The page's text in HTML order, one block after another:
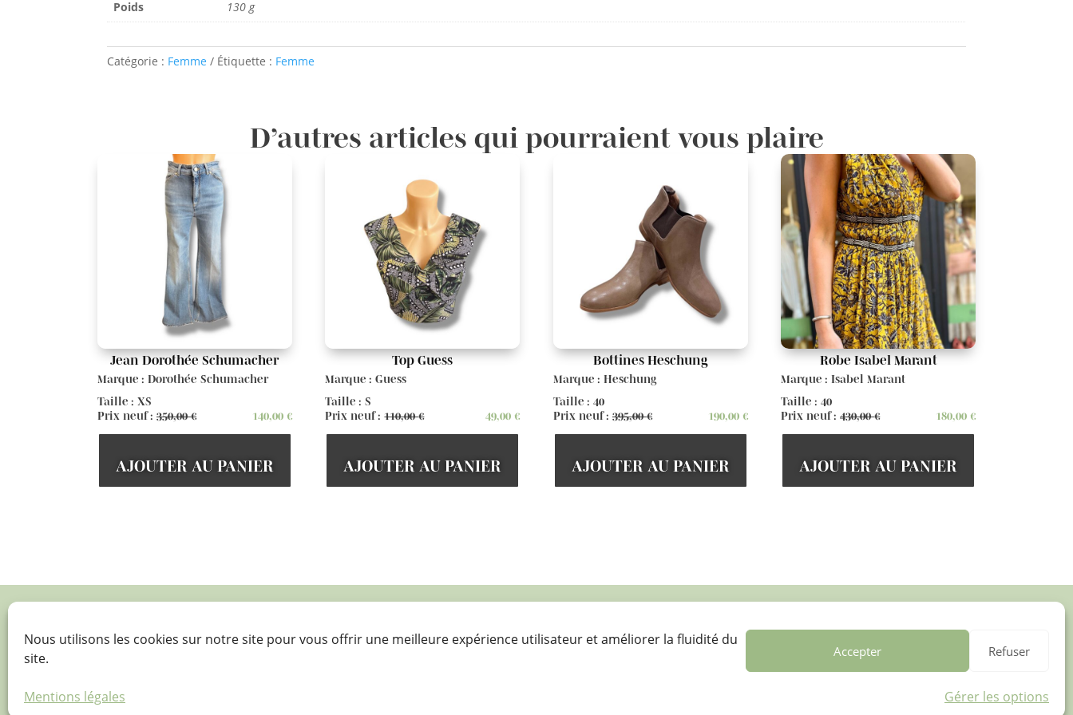
Nous utilisons les cookies sur notre site pour vous offrir une meilleure expérience utilisateur et améliorer la fluidité du
site.
Gérer les options
Accepter Refuser
Mentions légales
Poids 130 g
Catégorie : Femme Étiquette : Femme
D’autres articles qui pourraient vous plaire
Jean Dorothée Schumacher
Marque : Dorothée Schumacher
Taille : XS
Prix neuf : 350,00€ 140,00 €
AJOUTER AU PANIER
Top Guess
Marque : Guess
Taille : S
Prix neuf :110,00€ 49,00€
AJOUTER AU PANIER
Bottines Heschung
Marque : Heschung
Taille : 40
Prix neuf :395,00€ 190,00 €
AJOUTER AU PANIER
Robe Isabel Marant
Marque : Isabel Marant
Taille : 40
Prix neuf :430,00€ 180,00 €
AJOUTER AU PANIER
  
Dénicher des pépites